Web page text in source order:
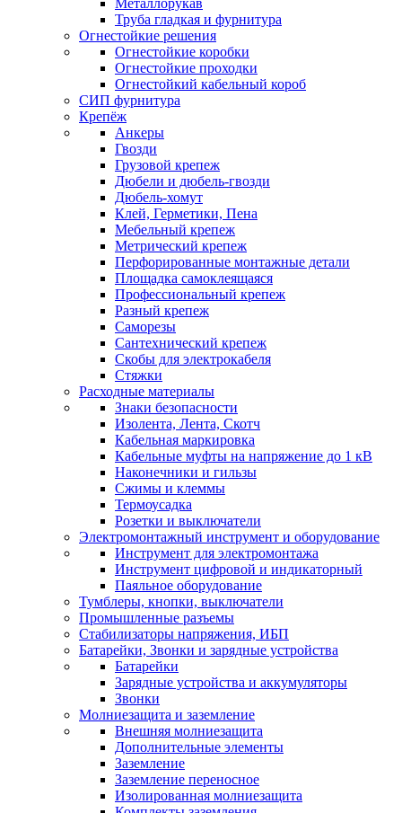
Металлорукав
Труба гладкая и фурнитура
Огнестойкие решения
Огнестойкие коробки
Огнестойкие проходки
Огнестойкий кабельный короб
СИП фурнитура
Крепёж
Анкеры
Гвозди
Грузовой крепеж
Дюбели и дюбель-гвозди
Дюбель-хомут
Клей, Герметики, Пена
Мебельный крепеж
Метрический крепеж
Перфорированные монтажные детали
Площадка самоклеящаяся
Профессиональный крепеж
Разный крепеж
Саморезы
Сантехнический крепеж
Скобы для электрокабеля
Стяжки
Расходные материалы
Знаки безопасности
Изолента, Лента, Скотч
Кабельная маркировка
Кабельные муфты на напряжение до 1 кВ
Наконечники и гильзы
Сжимы и клеммы
Термоусадка
Розетки и выключатели
Электромонтажный инструмент и оборудование
Инструмент для электромонтажа
Инструмент цифровой и индикаторный
Паяльное оборудование
Тумблеры, кнопки, выключатели
Промышленные разъемы
Стабилизаторы напряжения, ИБП
Батарейки, Звонки и зарядные устройства
Батарейки
Зарядные устройства и аккумуляторы
Звонки
Молниезащита и заземление
Внешняя молниезащита
Дополнительные элементы
Заземление
Заземление переносное
Изолированная молниезащита